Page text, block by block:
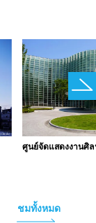
ศูนย์จัดแสดงงานศิ
ชมทั้งหมด